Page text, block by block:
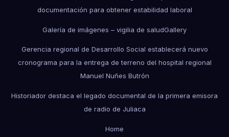
documentación para obtener estabilidad laboral
Galería de imágenes – vigilia de saludGallery
Gerencia regional de Desarrollo Social establecerá nuevo
cronograma para la entrega de terreno del hospital regional
Manuel Nuñes Butrón
Historiador destaca el legado documental de la primera emisora
de radio de Juliaca
Home